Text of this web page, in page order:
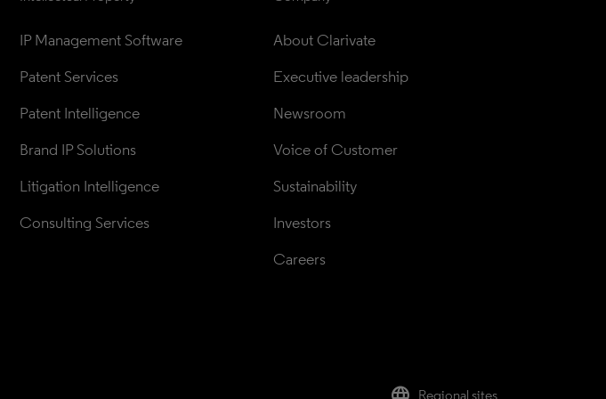
IP Management Software
Patent Services
Patent Intelligence
Brand IP Solutions
Litigation Intelligence
Consulting Services
About Clarivate
Executive leadership
Newsroom
Voice of Customer
Sustainability
Investors
Careers
Regional sites